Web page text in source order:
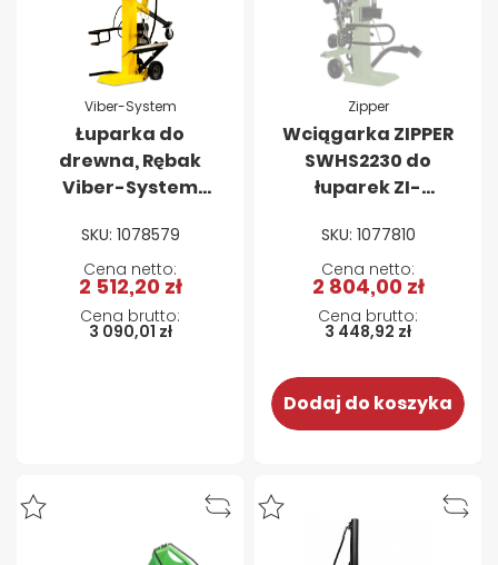
Viber-System
Łuparka do
drewna, Rębak
Viber-System
PIONOWA 400V
SKU: 1078579
3 090,01 zł
2 512,20 zł
Zipper
Wciągarka ZIPPER
SWHS2230 do
łuparek ZI-
HS30EZ, ZI-HS30Z
SKU: 1077810
3 448,92 zł
2 804,00 zł
Dodaj do koszyka